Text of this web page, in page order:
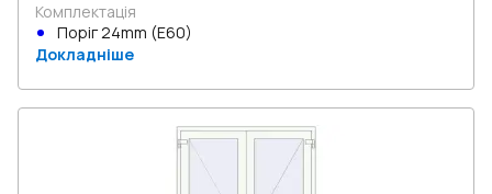
Комплектація
Поріг 24mm (E60)
Докладніше